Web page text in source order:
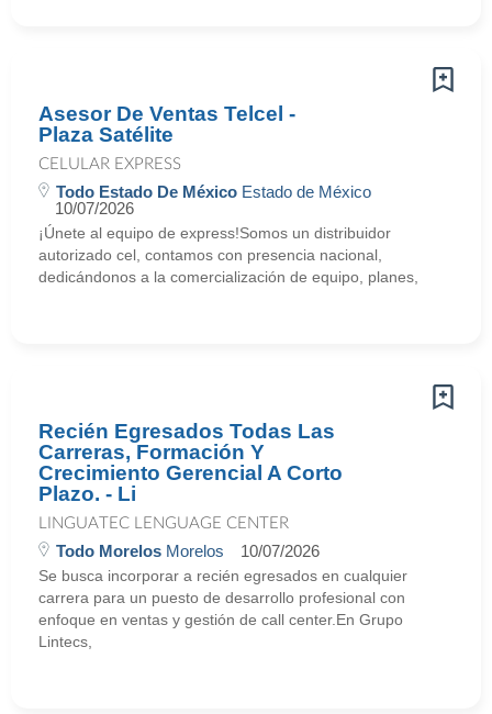
Asesor De Ventas Telcel -
Plaza Satélite
CELULAR EXPRESS
Todo Estado De México Estado de México
10/07/2026
¡Únete al equipo de express!Somos un distribuidor
autorizado cel, contamos con presencia nacional,
dedicándonos a la comercialización de equipo, planes,
Recién Egresados Todas Las
Carreras, Formación Y
Crecimiento Gerencial A Corto
Plazo. - Li
LINGUATEC LENGUAGE CENTER
Todo Morelos Morelos 10/07/2026
Se busca incorporar a recién egresados en cualquier
carrera para un puesto de desarrollo profesional con
enfoque en ventas y gestión de call center.En Grupo
Lintecs,